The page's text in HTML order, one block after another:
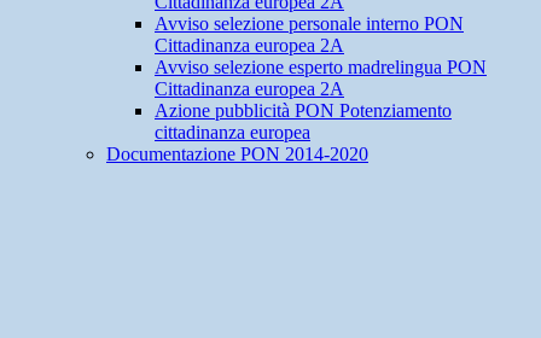
Avviso selezione personale interno PON
Cittadinanza europea 2A
Avviso selezione esperto madrelingua PON
Cittadinanza europea 2A
Azione pubblicità PON Potenziamento
cittadinanza europea
Documentazione PON 2014-2020